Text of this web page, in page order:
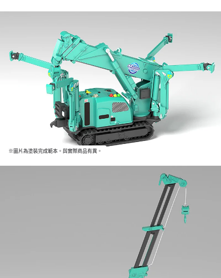
※圖片為塗裝完成範本。與實際商品有異。